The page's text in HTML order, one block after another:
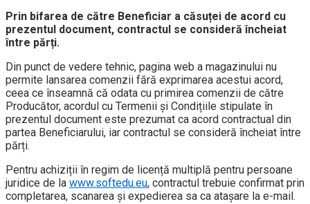
Prin bifarea de către Beneficiar a căsuței de acord cu
prezentul document, contractul se consideră încheiat
între părți.
Din punct de vedere tehnic, pagina web a magazinului nu
permite lansarea comenzii fără exprimarea acestui acord,
ceea ce înseamnă că odata cu primirea comenzii de către
Producător, acordul cu Termenii și Condițiile stipulate în
prezentul document este prezumat ca acord contractual din
partea Beneficiarului, iar contractul se consideră încheiat între
părți.
Pentru achiziții în regim de licență multiplă pentru persoane
juridice de la www.softedu.eu, contractul trebuie confirmat prin
completarea, scanarea și expedierea sa ca atașare la e-mail.